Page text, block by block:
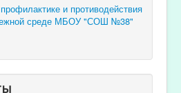
и противодействия
среде МБОУ "СОШ №38"